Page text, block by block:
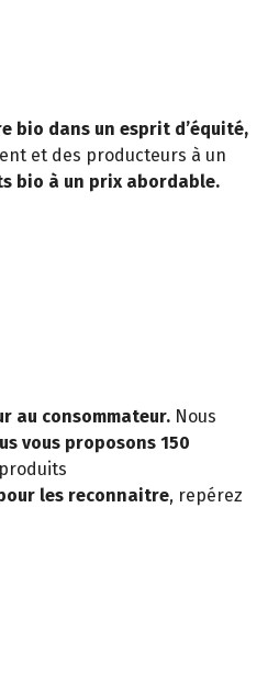
bio dans un esprit d’équité,
et des producteurs à un
bio à un prix abordable.
au consommateur. Nous
vous proposons 150
les reconnaitre, repérez